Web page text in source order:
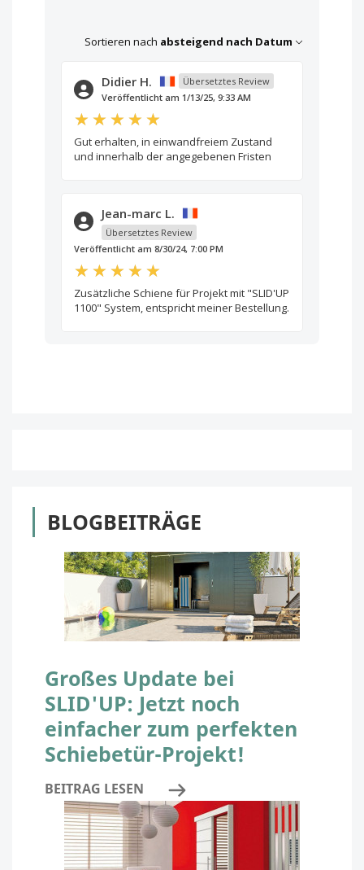
Sortieren nach absteigend nach Datum
Didier H.
Übersetztes Review
Veröffentlicht am 1/13/25, 9:33 AM
Gut erhalten, in einwandfreiem Zustand
und innerhalb der angegebenen Fristen
Jean-marc L.
Übersetztes Review
Veröffentlicht am 8/30/24, 7:00 PM
Zusätzliche Schiene für Projekt mit "SLID'UP
1100" System, entspricht meiner Bestellung.
BLOGBEITRÄGE
Großes Update bei
SLID'UP: Jetzt noch
einfacher zum perfekten
Schiebetür-Projekt!
BEITRAG LESEN